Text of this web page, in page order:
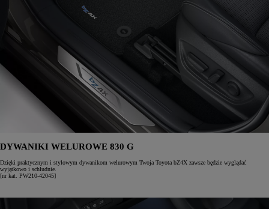
DYWANIKI WELUROWE 830 G
Dzięki praktycznym i stylowym dywanikom welurowym Twoja Toyota bZ4X zawsze będzie wyglądać
wyjątkowo i schludnie.
[nr kat. PW210-42045]